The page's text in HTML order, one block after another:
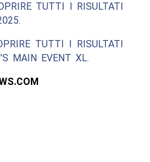
TUTTI I RISULTATI
TUTTI I RISULTATI
MAIN EVENT XL.